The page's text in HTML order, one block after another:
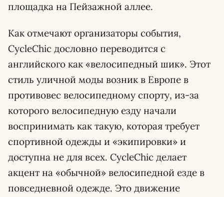
площадка на Пейзажной аллее.
Как отмечают организаторы события,
CycleChic дословно переводится с
английского как «велосипедный шик». Этот
стиль уличной моды возник в Европе в
противовес велосипедному спорту, из-за
которого велосипедную езду начали
воспринимать как такую, которая требует
спортивной одежды и «экипировки» и
доступна не для всех. СycleChic делает
акцент на «обычной» велосипедной езде в
повседневной одежде. Это движение